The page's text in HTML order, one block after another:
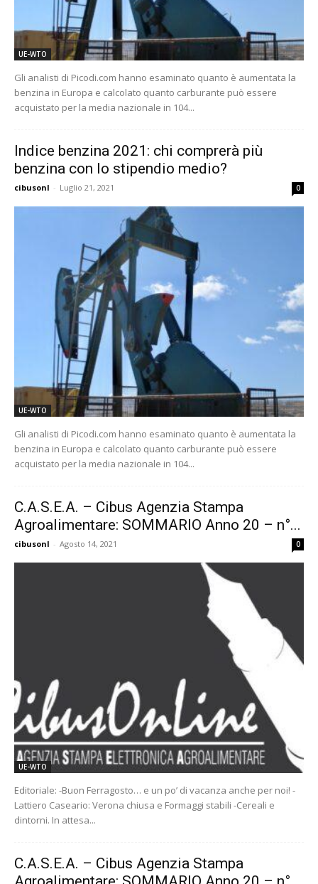
UE-WTO
Gli analisti di Picodi.com hanno esaminato quanto è aumentata la
benzina in Europa e calcolato quanto carburante può essere
acquistato per la media nazionale in 104...
Indice benzina 2021: chi comprerà più
benzina con lo stipendio medio?
cibusonl - Luglio 21, 2021 0
UE-WTO
Gli analisti di Picodi.com hanno esaminato quanto è aumentata la
benzina in Europa e calcolato quanto carburante può essere
acquistato per la media nazionale in 104...
C.A.S.E.A. – Cibus Agenzia Stampa
Agroalimentare: SOMMARIO Anno 20 – n°...
cibusonl - Agosto 14, 2021 0
UE-WTO
Editoriale: -Buon Ferragosto… e un po’ di vacanza anche per noi! -
Lattiero Caseario: Verona chiusa e Formaggi stabili -Cereali e
dintorni. In attesa...
C.A.S.E.A. – Cibus Agenzia Stampa